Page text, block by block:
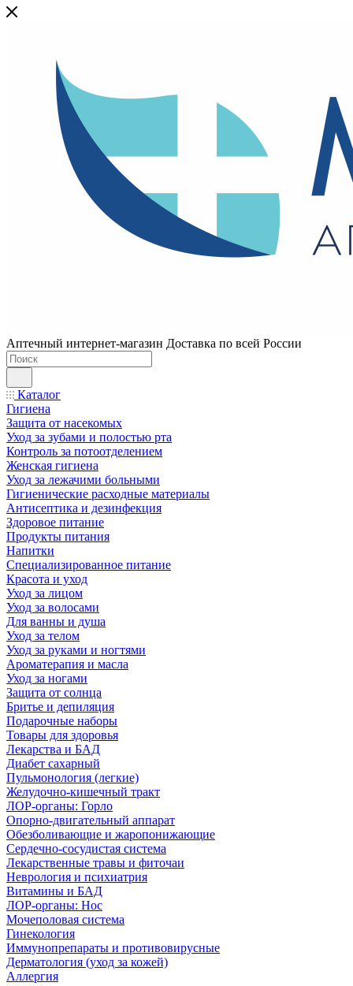
Аптечный интернет-магазин Доставка по всей России
Каталог
Гигиена
Защита от насекомых
Уход за зубами и полостью рта
Контроль за потоотделением
Женская гигиена
Уход за лежачими больными
Гигиенические расходные материалы
Антисептика и дезинфекция
Здоровое питание
Продукты питания
Напитки
Специализированное питание
Красота и уход
Уход за лицом
Уход за волосами
Для ванны и душа
Уход за телом
Уход за руками и ногтями
Ароматерапия и масла
Уход за ногами
Защита от солнца
Бритье и депиляция
Подарочные наборы
Товары для здоровья
Лекарства и БАД
Диабет сахарный
Пульмонология (легкие)
Желудочно-кишечный тракт
ЛОР-органы: Горло
Опорно-двигательный аппарат
Обезболивающие и жаропонижающие
Сердечно-сосудистая система
Лекарственные травы и фиточаи
Неврология и психиатрия
Витамины и БАД
ЛОР-органы: Нос
Мочеполовая система
Гинекология
Иммунопрепараты и противовирусные
Дерматология (уход за кожей)
Аллергия